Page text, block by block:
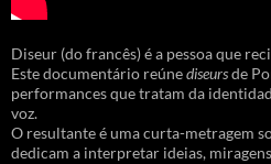
Diseur (do francês) é a pessoa que
Este documentário reúnediseursde
performances que tratam da
voz.
O resultante é uma curta-metragem
dedicam a interpretar ideias,